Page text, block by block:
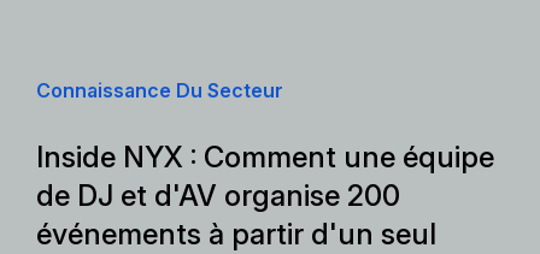
Connaissance Du Secteur
Inside NYX : Comment une équipe
de DJ et d'AV organise 200
événements à partir d'un seul